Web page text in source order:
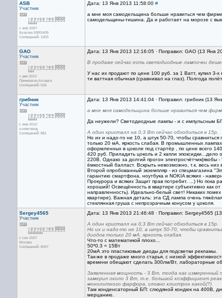
ASB
Участник
с апр 2007
Бузулук 50RS409
Сообщений: 1003
Дата: 13 Янв 2013 11:58:00 #
а мне моя самодельщина больше нравиться чем
самодельщины-тишина. Да и работает на морозе с
GAO
Участник
с дек 2012
Приморско-Ахтарск
Сообщений: 526
Дата: 13 Янв 2013 12:16:05 · Поправил: GAO (13 Янв
В продаже сейчас есть светодиодные лампочки
У нас их продают по цене 100 руб. за 1 Ватт, купил 3-
ти ваттная обычная (сравнивал на глаз). Полгода
грибник
Участник
с янв 2010
н.новгород
Сообщений: 881
Дата: 13 Янв 2013 14:41:04 · Поправил: грибник (13
а мне моя самодельщина больше нравиться чем
Да неужели? Светодиодные лампы - и с импульсным
А один кристалл на 0,3 Вт сейчас обходиться в 15р.
Но их и надо-то не 10, а штук 50-70, чтобы
только 20 мА, яркость слабая. В промышленных
оформленных в цоколе под стартёр , по цене всего
420 руб. Приладить цоколь и 2 капли
220В. Однако за долгий прогон
ёмкостный балласт. Вскрыть невозможно, т.к. весь
Второй опробованный экземпляр - из спецмагазина
гарантию смартфона, ноутбука и NOKIA всяких -
Прокурора и всяких Защит прав потребит. ...) Но
хороший! Освещённость в квартире субъективно как
направленность). Идеально-белый свет! Никаких
квартире). Важная деталь: эта СД лампа очень
стеклянная груша с непрозрачным конусом у цоколя.
Sergey4565
Участник
с сен 2007
Москва
Сообщений: 8397
Дата: 13 Янв 2013 21:46:48 · Поправил: Sergey4565
А один кристалл на 0,3 Вт сейчас обходиться в 15р.
Но их и надо-то не 10, а штук 50-70, чтобы
диодов только 20 мА, яркость слабая.
Что-то с математикой плохо...
50*0.3 = 15Вт
20мА это пластиковые диоды для подсветки рекламы.
Так-же в продаже много старья, с низкой
времени обещают сделать 300лм/Вт, лабораторные
Заявленная мощность - 3 Вт, тогда как измеренный
замерил около 3 Вт, т.е. большой коэффициент
монолитного фарфора, словно клистрон какой(?)
Там конденсаторный БП: слюдяной кондюк на 400В,
мерцанию.